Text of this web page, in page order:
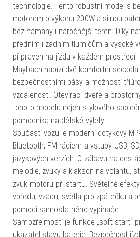
technologie. Tento robustní model s
motorem o výkonu 200W a silnou
bez námahy i náročnější terén. Díky
předním i zadním tlumičům a vysoké
připraven na jízdu v každém prostředí.
Maybach nabízí dvě komfortní
bezpečnostními pásy a možností
vzdálenosti. Otevírací dveře a
tohoto modelu nejen stylového
pomocníka na dětské výlety.
Součástí vozu je moderní dotykový
Bluetooth, FM rádiem a vstupy USB,
jazykových verzích. O zábavu na
melodie, zvuky a klakson na volantu,
zvuk motoru při startu. Světelné
vpředu, vzadu, světla pro zpátečku a
pomocí samostatného vypínače.
Samozřejmostí je funkce „soft start“
ukazatel stavu baterie. Bezpečnost